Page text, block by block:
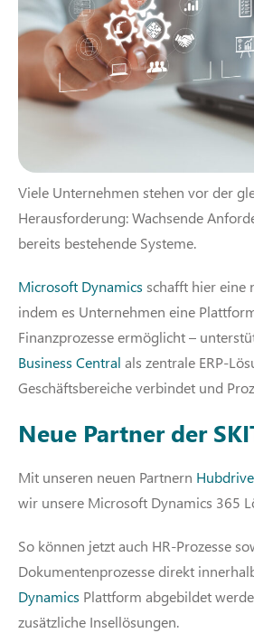
Viele Unternehmen stehen vor der
Herausforderung: Wachsende
bereits bestehende Systeme.
Microsoft Dynamics schafft hier eine
indem es Unternehmen eine
Finanzprozesse ermöglicht –
Business Central als zentrale ERP-
Geschäftsbereiche verbindet und
Neue Partner der
Mit unseren neuen Partnern Hubdrive
wir unsere Microsoft Dynamics 365
So können jetzt auch HR‑Prozesse
Dokumentenprozesse direkt
Dynamics Plattform abgebildet
zusätzliche Insellösungen.